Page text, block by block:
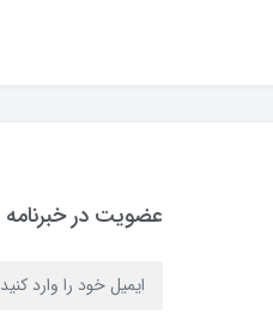
عضویت در خبرنامه